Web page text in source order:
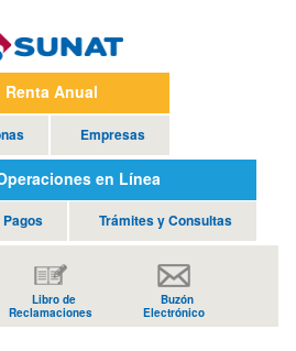
Renta Anual
Empresas
en Línea
Trámites y Consultas
Libro de
Reclamaciones
Buzón
Electrónico